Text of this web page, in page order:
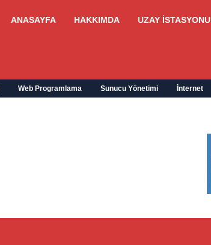
ANASAYFA HAKKIMDA UZAY İSTASYONU
Web Programlama Sunucu Yönetimi İnternet